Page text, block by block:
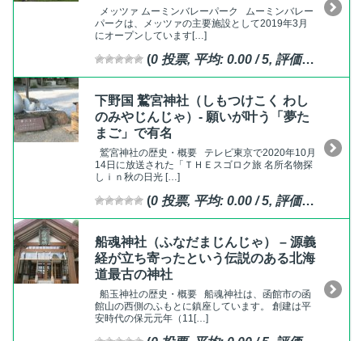
メッツァ ムーミンバレーパーク ムーミンバレー
パークは、メッツァの主要施設として2019年3月
にオープンしています[…]
(0 投票, 平均: 0.00 / 5, 評価済
下野国 鷲宮神社（しもつけこく わし
のみやじんじゃ）- 願いが叶う「夢た
まご」で有名
鷲宮神社の歴史・概要 テレビ東京で2020年10月
14日に放送された「ＴＨＥスゴロク旅 名所名物探
しｉｎ秋の日光 […]
(0 投票, 平均: 0.00 / 5, 評価済
船魂神社（ふなだまじんじゃ） – 源義
経が立ち寄ったという伝説のある北海
道最古の神社
船玉神社の歴史・概要 船魂神社は、函館市の函
館山の西側のふもとに鎮座しています。 創建は平
安時代の保元元年（11[…]